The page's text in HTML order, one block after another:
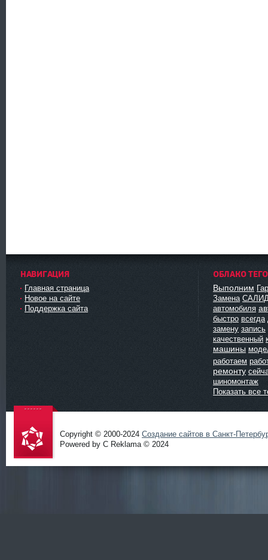
НАВИГАЦИЯ
Главная страница
Новое на сайте
Поддержка сайта
ОБЛАКО
Выполним
Замена
автомобиля
быстро всегда
замену запись
качественный
машины
работаем
ремонту
шиномонтаж
Показать все
Проект
Copyright © 2000-2024 Создание сайтов в Санкт-
Powered by C Reklama © 2024